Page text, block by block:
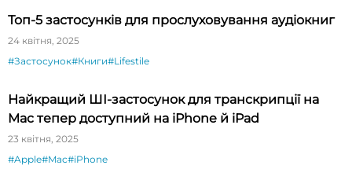
Топ-5 застосунків для прослуховування аудіокниг
24 квітня, 2025
#Застосунок#Книги#Lifestile
Найкращий ШІ-застосунок для транскрипції на
Mac тепер доступний на iPhone й iPad
23 квітня, 2025
#Apple#Mac#iPhone